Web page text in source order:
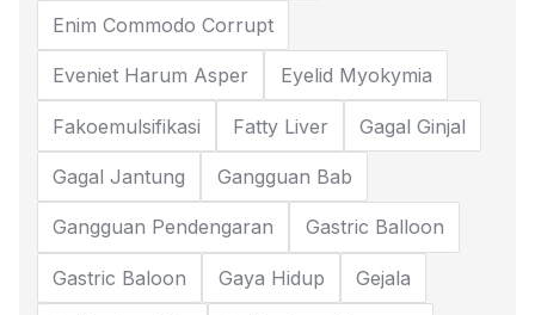
Enim Commodo Corrupt
Eveniet Harum Asper Eyelid Myokymia
Fakoemulsifikasi Fatty Liver Gagal Ginjal
Gagal Jantung Gangguan Bab
Gangguan Pendengaran Gastric Balloon
Gastric Baloon Gaya Hidup Gejala